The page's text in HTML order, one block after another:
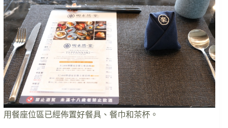
用餐座位區已經佈置好餐具、餐巾和茶杯。